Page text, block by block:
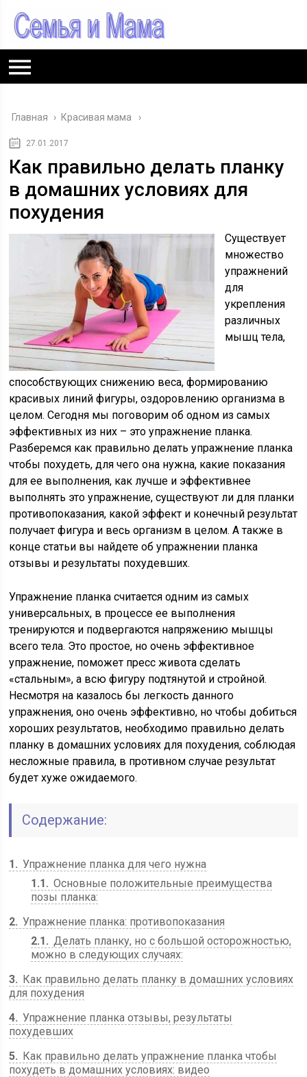
Главная › Красивая мама
27.01.2017
Как правильно делать планку
в домашних условиях для
похудения
Существует
множество
упражнений
для
укрепления
различных
мышц тела,
способствующих снижению веса, формированию
красивых линий фигуры, оздоровлению организма в
целом. Сегодня мы поговорим об одном из самых
эффективных из них – это упражнение планка.
Разберемся как правильно делать упражнение планка
чтобы похудеть, для чего она нужна, какие показания
для ее выполнения, как лучше и эффективнее
выполнять это упражнение, существуют ли для планки
противопоказания, какой эффект и конечный результат
получает фигура и весь организм в целом. А также в
конце статьи вы найдете об упражнении планка
отзывы и результаты похудевших.
Упражнение планка считается одним из самых
универсальных, в процессе ее выполнения
тренируются и подвергаются напряжению мышцы
всего тела. Это простое, но очень эффективное
упражнение, поможет пресс живота сделать
«стальным», а всю фигуру подтянутой и стройной.
Несмотря на казалось бы легкость данного
упражнения, оно очень эффективно, но чтобы добиться
хороших результатов, необходимо правильно делать
планку в домашних условиях для похудения, соблюдая
несложные правила, в противном случае результат
будет хуже ожидаемого.
Содержание:
1
Упражнение планка для чего нужна
1.1
Основные положительные преимущества
позы планка:
2 Упражнение планка: противопоказания
2.1
Делать планку, но с большой осторожностью,
можно в следующих случаях:
3
Как правильно делать планку в домашних условиях
для похудения
4 Упражнение планка отзывы, результаты
похудевших
5
Как правильно делать упражнение планка чтобы
похудеть в домашних условиях: видео